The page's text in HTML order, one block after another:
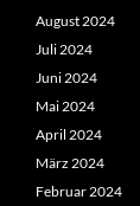
August 2024
Juli 2024
Juni 2024
Mai 2024
April 2024
März 2024
Februar 2024